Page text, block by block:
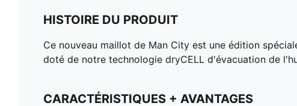
HISTOIRE DU PRODUIT
Ce nouveau maillot de Man City est une édition
doté de notre technologie dryCELL d'évacuation de
CARACTÉRISTIQUES + AVANTAGES